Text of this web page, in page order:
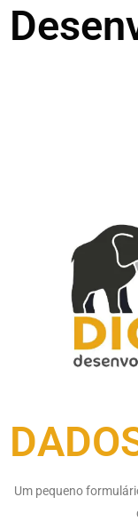
Um pequeno